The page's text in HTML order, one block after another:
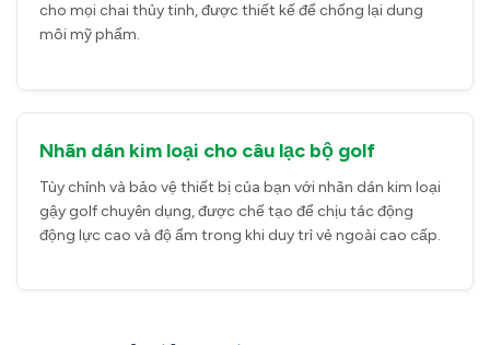
cho mọi chai thủy tinh, được thiết kế để chống lại dung
môi mỹ phẩm.
Nhãn dán kim loại cho câu lạc bộ golf
Tùy chỉnh và bảo vệ thiết bị của bạn với nhãn dán kim loại
gậy golf chuyên dụng, được chế tạo để chịu tác động
động lực cao và độ ẩm trong khi duy trì vẻ ngoài cao cấp.